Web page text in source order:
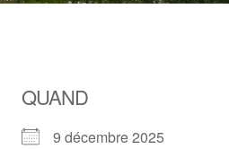
QUAND
9 décembre 2025